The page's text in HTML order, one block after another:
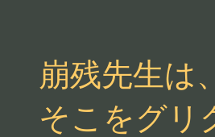
崩残先生は
そこをグリ